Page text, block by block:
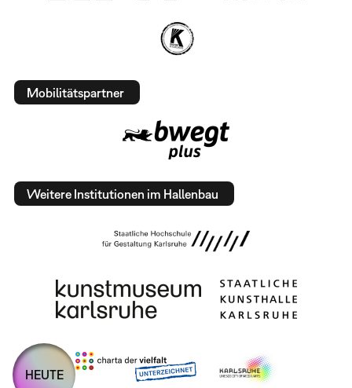
Mobilitätspartner
Weitere Institutionen im Hallenbau
HEUTE